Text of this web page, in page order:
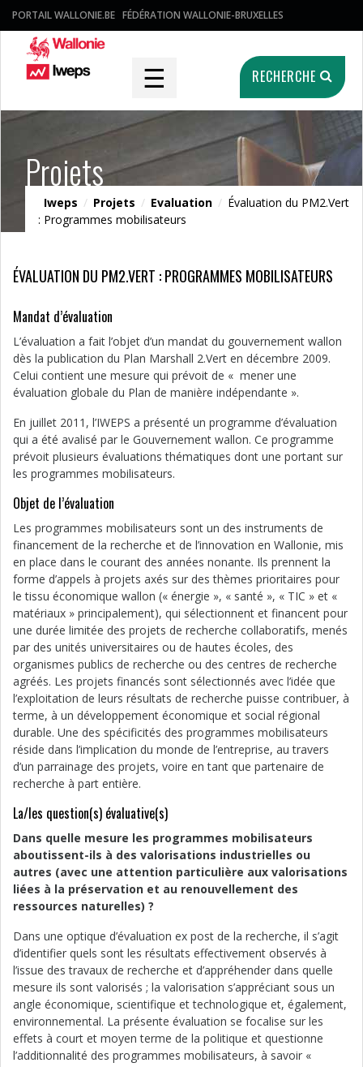
PORTAIL WALLONIE.BE FÉDÉRATION WALLONIE-BRUXELLES
☰ RECHERCHE
Projets
Iweps / Projets / Evaluation / Évaluation du PM2.Vert
: Programmes mobilisateurs
ÉVALUATION DU PM2.VERT : PROGRAMMES MOBILISATEURS
Mandat d’évaluation
L’évaluation a fait l’objet d’un mandat du gouvernement wallon
dès la publication du Plan Marshall 2.Vert en décembre 2009.
Celui contient une mesure qui prévoit de « mener une
évaluation globale du Plan de manière indépendante ».
En juillet 2011, l’IWEPS a présenté un programme d’évaluation
qui a été avalisé par le Gouvernement wallon. Ce programme
prévoit plusieurs évaluations thématiques dont une portant sur
les programmes mobilisateurs.
Objet de l’évaluation
Les programmes mobilisateurs sont un des instruments de
financement de la recherche et de l’innovation en Wallonie, mis
en place dans le courant des années nonante. Ils prennent la
forme d’appels à projets axés sur des thèmes prioritaires pour
le tissu économique wallon (« énergie », « santé », « TIC » et «
matériaux » principalement), qui sélectionnent et financent pour
une durée limitée des projets de recherche collaboratifs, menés
par des unités universitaires ou de hautes écoles, des
organismes publics de recherche ou des centres de recherche
agréés. Les projets financés sont sélectionnés avec l’idée que
l’exploitation de leurs résultats de recherche puisse contribuer, à
terme, à un développement économique et social régional
durable. Une des spécificités des programmes mobilisateurs
réside dans l’implication du monde de l’entreprise, au travers
d’un parrainage des projets, voire en tant que partenaire de
recherche à part entière.
La/les question(s) évaluative(s)
Dans quelle mesure les programmes mobilisateurs
aboutissent-ils à des valorisations industrielles ou
autres (avec une attention particulière aux valorisations
liées à la préservation et au renouvellement des
ressources naturelles) ?
Dans une optique d’évaluation ex post de la recherche, il s’agit
d’identifier quels sont les résultats effectivement observés à
l’issue des travaux de recherche et d’appréhender dans quelle
mesure ils sont valorisés ; la valorisation s’appréciant sous un
angle économique, scientifique et technologique et, également,
environnemental. La présente évaluation se focalise sur les
effets à court et moyen terme de la politique et questionne
l’additionnalité des programmes mobilisateurs, à savoir «